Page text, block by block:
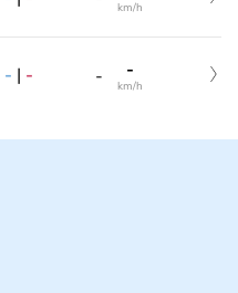
km/h
- | - - -
km/h